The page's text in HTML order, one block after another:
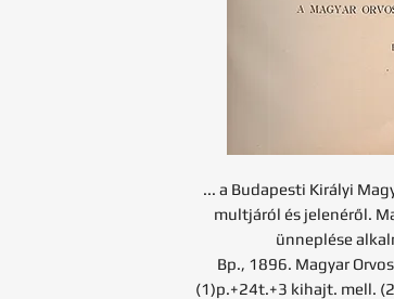
... a Budapesti Királyi
multjáról és jelenéről.
ünneplése
Bp., 1896. Magyar
(1)p.+24t.+3 kihajt. mell.